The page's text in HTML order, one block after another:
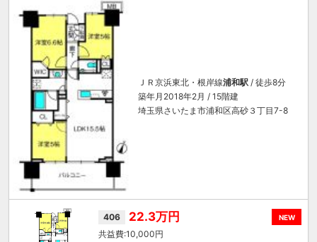
ＪＲ京浜東北・根岸線浦和駅 / 徒歩8分
築年月2018年2月 / 15階建
埼玉県さいたま市浦和区高砂３丁目7-8
NEW
406 22.3万円
10,000円